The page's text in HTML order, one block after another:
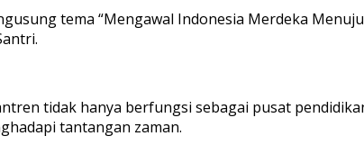
tema “Mengawal Indonesia Merdeka
tidak hanya berfungsi sebagai pusat
tantangan zaman.